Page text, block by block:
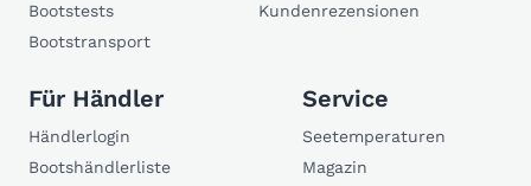
Bootstests
Bootstransport
Kundenrezensionen
Für Händler
Händlerlogin
Bootshändlerliste
Service
Seetemperaturen
Magazin